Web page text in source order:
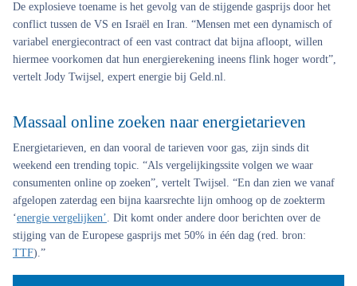
De explosieve toename is het gevolg van de stijgende gasprijs door het
conflict tussen de VS en Israël en Iran. “Mensen met een dynamisch of
variabel energiecontract of een vast contract dat bijna afloopt, willen
hiermee voorkomen dat hun energierekening ineens flink hoger wordt”,
vertelt Jody Twijsel, expert energie bij Geld.nl.
Massaal online zoeken naar energietarieven
Energietarieven, en dan vooral de tarieven voor gas, zijn sinds dit
weekend een trending topic. “Als vergelijkingssite volgen we waar
consumenten online op zoeken”, vertelt Twijsel. “En dan zien we vanaf
afgelopen zaterdag een bijna kaarsrechte lijn omhoog op de zoekterm
‘energie vergelijken’. Dit komt onder andere door berichten over de
stijging van de Europese gasprijs met 50% in één dag (red. bron:
TTF).”